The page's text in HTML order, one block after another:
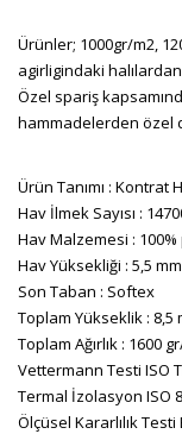
Ürünler; 1000gr/m2,
agirligindaki
Özel spariş
hammadelerden özel
Ürün Tanımı : Kontrat
Hav İlmek Sayısı :
Hav Malzemesi :
Hav Yüksekliği : 5,5
Son Taban : Softex
Toplam Yükseklik : 8,5
Toplam Ağırlık : 1600
Vettermann Testi ISO
Termal İzolasyon ISO
Ölçüsel Kararlılık Testi